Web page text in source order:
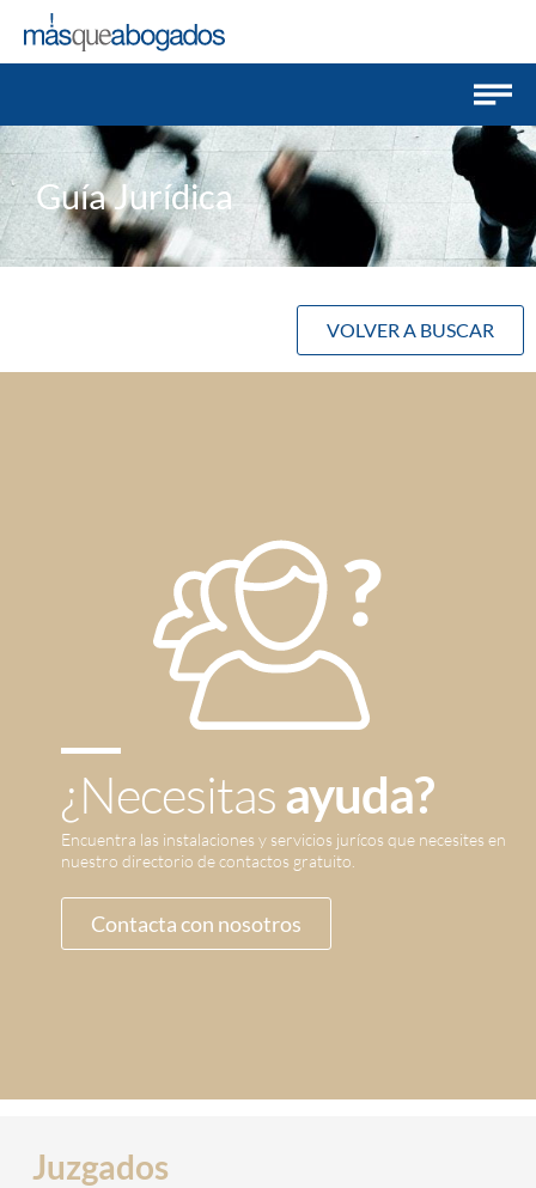
Guía Jurídica
VOLVER A BUSCAR
¿Necesitasayuda?
Encuentra las instalaciones y servicios jurícos que necesites en
nuestro directorio de contactos gratuito.
Contacta con nosotros
Juzgados